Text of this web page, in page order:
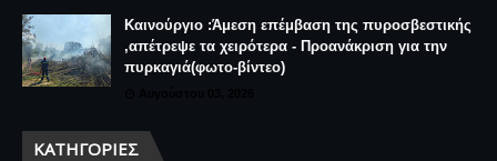
Καινούργιο :Άμεση επέμβαση της πυροσβεστικής
,απέτρεψε τα χειρότερα - Προανάκριση για την
πυρκαγιά(φωτο-βίντεο)
ΚΑΤΗΓΟΡΊΕΣ